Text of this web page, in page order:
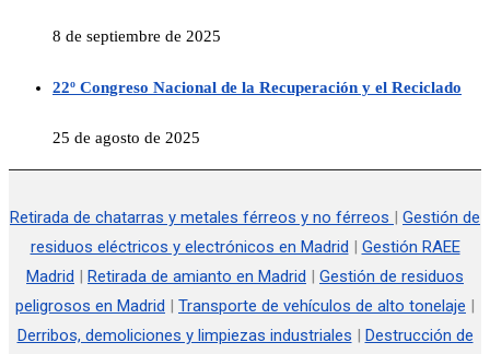
8 de septiembre de 2025
22º Congreso Nacional de la Recuperación y el Reciclado
25 de agosto de 2025
Retirada de chatarras y metales férreos y no férreos
Gestión de
residuos eléctricos y electrónicos en Madrid
Gestión RAEE
Madrid
Retirada de amianto en Madrid
Gestión de residuos
peligrosos en Madrid
Transporte de vehículos de alto tonelaje
Derribos, demoliciones y limpiezas industriales
Destrucción de